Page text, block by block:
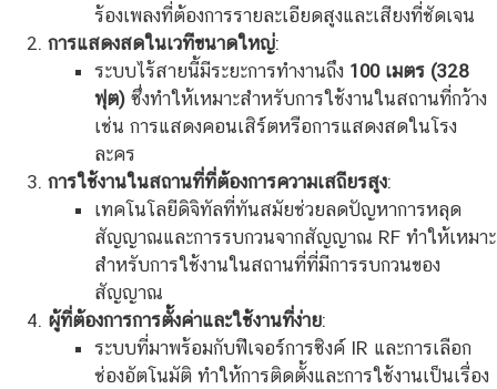
ร้องเพลงที่ต้องการรายละเอียดสูงและเสียงที่ชัดเจน
การแสดงสดในเวทีขนาดใหญ่:
ระบบไร้สายนี้มีระยะการทำงานถึง 100 เมตร (328
ฟุต) ซึ่งทำให้เหมาะสำหรับการใช้งานในสถานที่กว้าง
เช่น การแสดงคอนเสิร์ตหรือการแสดงสดในโรง
ละคร
การใช้งานในสถานที่ที่ต้องการความเสถียรสูง:
เทคโนโลยีดิจิทัลที่ทันสมัยช่วยลดปัญหาการหลุด
สัญญาณและการรบกวนจากสัญญาณ RF ทำให้เหมาะ
สำหรับการใช้งานในสถานที่ที่มีการรบกวนของ
สัญญาณ
ผู้ที่ต้องการการตั้งค่าและใช้งานที่ง่าย:
ระบบที่มาพร้อมกับฟีเจอร์การซิงค์ IR และการเลือก
ช่องอัตโนมัติ ทำให้การติดตั้งและการใช้งานเป็นเรื่อง